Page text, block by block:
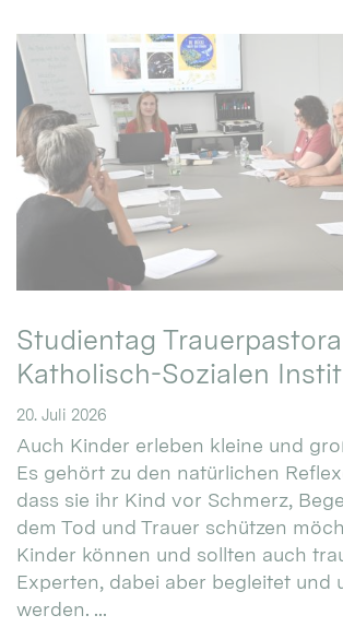
Studientag
Katholisch-Sozialen
20. Juli 2026
Auch Kinder erleben kleine und
Es gehört zu den natürlichen
dass sie ihr Kind vor Schmerz,
dem Tod und Trauer schützen
Kinder können und sollten auch
Experten, dabei aber begleitet und
werden. ...